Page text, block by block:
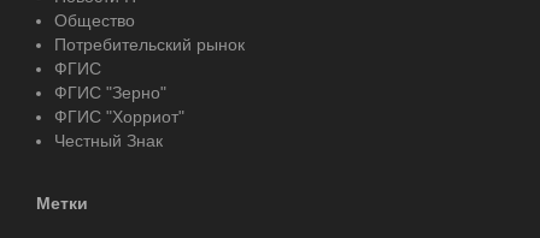
Общество
Потребительский рынок
ФГИС
ФГИС "Зерно"
ФГИС "Хорриот"
Честный Знак
Метки